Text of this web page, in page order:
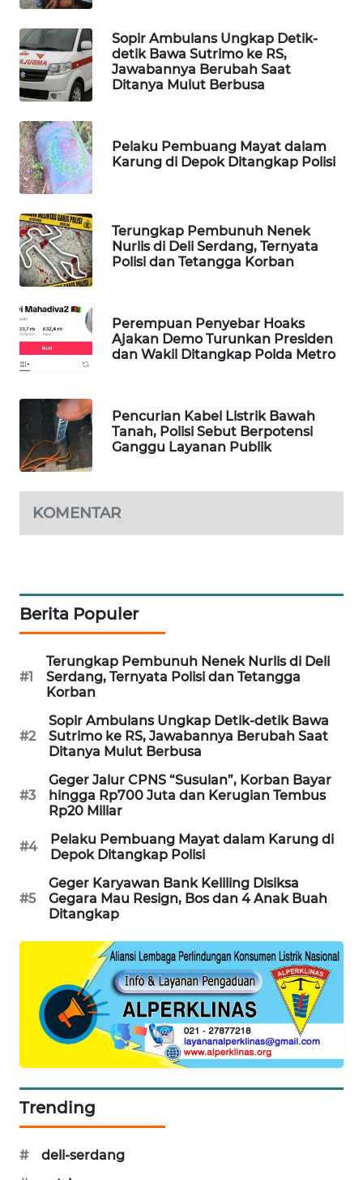
Sopir Ambulans Ungkap Detik-
detik Bawa Sutrimo ke RS,
Jawabannya Berubah Saat
Ditanya Mulut Berbusa
Pelaku Pembuang Mayat dalam
Karung di Depok Ditangkap Polisi
Terungkap Pembunuh Nenek
Nurlis di Deli Serdang, Ternyata
Polisi dan Tetangga Korban
Perempuan Penyebar Hoaks
Ajakan Demo Turunkan Presiden
dan Wakil Ditangkap Polda Metro
Pencurian Kabel Listrik Bawah
Tanah, Polisi Sebut Berpotensi
Ganggu Layanan Publik
KOMENTAR
Berita Populer
#1
Terungkap Pembunuh Nenek Nurlis di Deli
Serdang, Ternyata Polisi dan Tetangga
Korban
#2
Sopir Ambulans Ungkap Detik-detik Bawa
Sutrimo ke RS, Jawabannya Berubah Saat
Ditanya Mulut Berbusa
#3
Geger Jalur CPNS “Susulan”, Korban Bayar
hingga Rp700 Juta dan Kerugian Tembus
Rp20 Miliar
#4
Pelaku Pembuang Mayat dalam Karung di
Depok Ditangkap Polisi
#5
Geger Karyawan Bank Keliling Disiksa
Gegara Mau Resign, Bos dan 4 Anak Buah
Ditangkap
Trending
#
deli-serdang
INFRASTRUKTUR
WAHANA
KONSUMEN
LISTRIK
WAHANA
TRAVEL
WAHANA
TV
ID
WAHANANEWS
CO ID
WAHANANEWS
NET
WAHANA
SPORT
WAHANA
WAHANA
SELEB
WAHANA
PERSONA
WAHANA
OTOMOTIF
WAHANA
HEALTH
WAHANA
DESA
LAPAK
KONSUMEN
LISTRIK
MASYARAKAT
KELISTRIKAN
WALINKI
ID